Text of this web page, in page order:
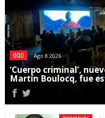
OCIO Ago 8 2026
‘Cuerpo criminal’,
Martín Boulocq, fue